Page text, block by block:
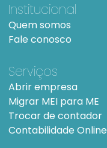
Institucional
Quem somos
Fale conosco
Serviços
Abrir empresa
Migrar MEI para ME
Trocar de contador
Contabilidade Online